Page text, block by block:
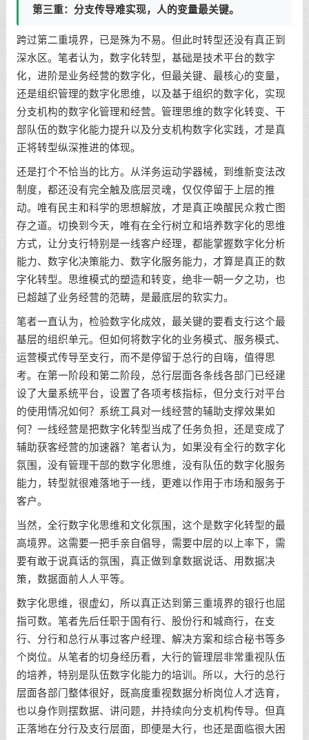
第三重：分支传导难实现，人的变量最关键。
跨过第二重境界，已是殊为不易。但此时转型还没有真正到
深水区。笔者认为，数字化转型，基础是技术平台的数字
化，进阶是业务经营的数字化，但最关键、最核心的变量，
还是组织管理的数字化思维，以及基于组织的数字化，实现
分支机构的数字化管理和经营。管理思维的数字化转变、干
部队伍的数字化能力提升以及分支机构数字化实践，才是真
正将转型纵深推进的体现。
还是打个不恰当的比方。从洋务运动学器械，到维新变法改
制度，都还没有完全触及底层灵魂，仅仅停留于上层的推
动。唯有民主和科学的思想解放，才是真正唤醒民众救亡图
存之道。切换到今天，唯有在全行树立和培养数字化的思维
方式，让分支行特别是一线客户经理，都能掌握数字化分析
能力、数字化决策能力、数字化服务能力，才算是真正的数
字化转型。思维模式的塑造和转变，绝非一朝一夕之功，也
已超越了业务经营的范畴，是最底层的软实力。
笔者一直认为，检验数字化成效，最关键的要看支行这个最
基层的组织单元。但如何将数字化的业务模式、服务模式、
运营模式传导至支行，而不是停留于总行的自嗨，值得思
考。在第一阶段和第二阶段，总行层面各条线各部门已经建
设了大量系统平台，设置了各项考核指标，但分支行对平台
的使用情况如何？系统工具对一线经营的辅助支撑效果如
何？一线经营是把数字化转型当成了任务负担，还是变成了
辅助获客经营的加速器？笔者认为，如果没有全行的数字化
氛围，没有管理干部的数字化思维，没有队伍的数字化服务
能力，转型就很难落地于一线，更难以作用于市场和服务于
客户。
当然，全行数字化思维和文化氛围，这个是数字化转型的最
高境界。这需要一把手亲自倡导，需要中层的以上率下，需
要有敢于说真话的氛围，真正做到拿数据说话、用数据决
策，数据面前人人平等。
数字化思维，很虚幻，所以真正达到第三重境界的银行也屈
指可数。笔者先后任职于国有行、股份行和城商行，在支
行、分行和总行从事过客户经理、解决方案和综合秘书等多
个岗位。从笔者的切身经历看，大行的管理层非常重视队伍
的培养，特别是队伍数字化能力的培训。所以，大行的总行
层面各部门整体很好，既高度重视数据分析岗位人才选育，
也以身作则摆数据、讲问题，并持续向分支机构传导。但真
正落地在分行及支行层面，即便是大行，也还是面临很大困